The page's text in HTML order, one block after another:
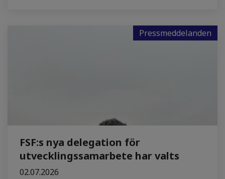
Pressmeddelanden
FSF:s nya delegation för
utvecklingssamarbete har valts
02.07.2026